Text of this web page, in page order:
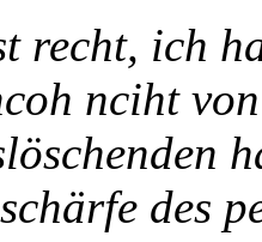
recht, ich
nciht
des